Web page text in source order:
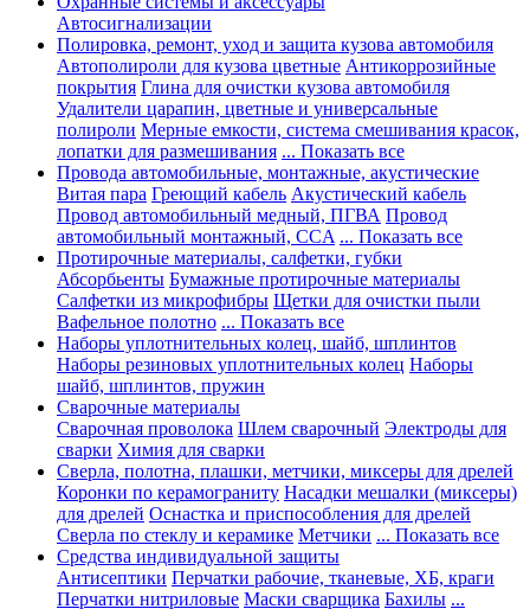
Автосигнализации
Полировка, ремонт, уход и защита кузова автомобиля
Автополироли для кузова цветные Антикоррозийные
покрытия Глина для очистки кузова автомобиля
Удалители царапин, цветные и универсальные
полироли Мерные емкости, система смешивания красок,
лопатки для размешивания ... Показать все
Провода автомобильные, монтажные, акустические
Витая пара Греющий кабель Акустический кабель
Провод автомобильный медный, ПГВА Провод
автомобильный монтажный, CCA ... Показать все
Протирочные материалы, салфетки, губки
Абсорбьенты Бумажные протирочные материалы
Салфетки из микрофибры Щетки для очистки пыли
Вафельное полотно ... Показать все
Наборы уплотнительных колец, шайб, шплинтов
Наборы резиновых уплотнительных колец Наборы
шайб, шплинтов, пружин
Сварочные материалы
Сварочная проволока Шлем сварочный Электроды для
сварки Химия для сварки
Сверла, полотна, плашки, метчики, миксеры для дрелей
Коронки по керамограниту Насадки мешалки (миксеры)
для дрелей Оснастка и приспособления для дрелей
Сверла по стеклу и керамике Метчики ... Показать все
Средства индивидуальной защиты
Антисептики Перчатки рабочие, тканевые, ХБ, краги
Перчатки нитриловые Маски сварщика Бахилы ...